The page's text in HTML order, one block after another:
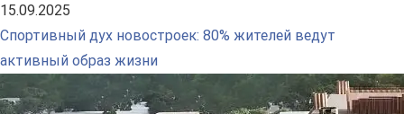
15.09.2025
Спортивный дух новостроек: 80% жителей ведут
активный образ жизни